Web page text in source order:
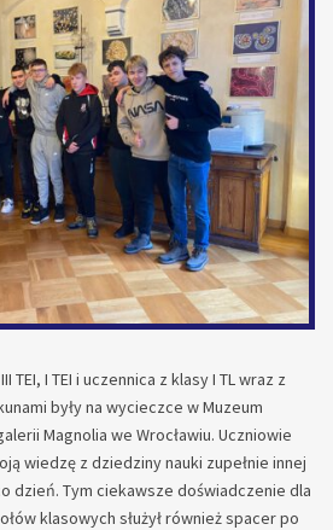
TEI, I TEI i uczennica z klasy I TL wraz z
były na wycieczce w Muzeum
Magnolia we Wrocławiu. Uczniowie
wiedzę z dziedziny nauki zupełnie innej
dzień. Tym ciekawsze doświadczenie dla
klasowych służył również spacer po